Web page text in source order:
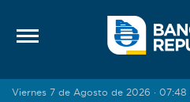
Viernes 7 de Agosto de 2026 · 07:48